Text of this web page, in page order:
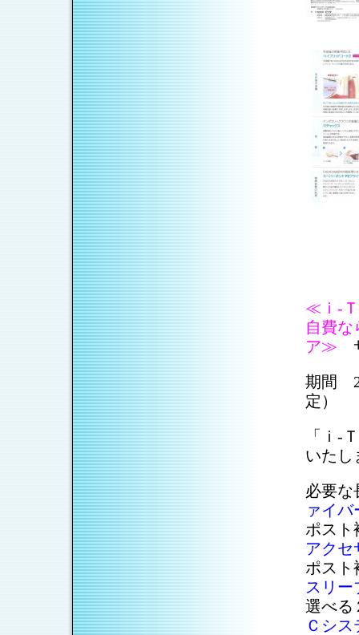
≪ｉ-Ｔ
自費な
ア≫
期間
定）
「ｉ-
いたし
必要な
ァイ
ポスト
アクセ
ポスト
スリー
選べる
Ｃシ